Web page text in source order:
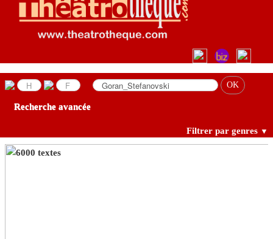
LES TEXTES
LES ANNONCES
Recherche avancée
Filtrer par genres ▼